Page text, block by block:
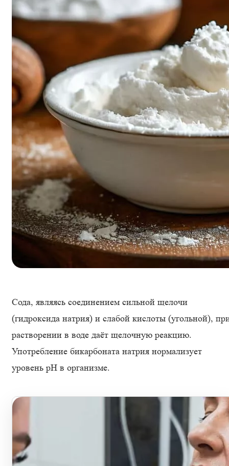
Сода, являясь соединением сильной щелочи
(гидроксида натрия) и слабой кислоты (угольной),
растворении в воде даёт щелочную реакцию.
Употребление бикарбоната натрия нормализует
уровень рН в организме.